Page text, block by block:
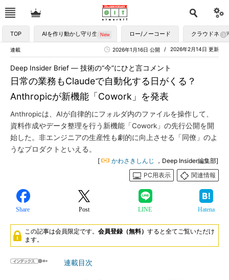
TOP AIを作り動かし守り生かす ロー/ノーコード クラウドネイ
連載 2026年2月14日 更新
2026年1月16日 公開
日常の業務もClaudeで自動化する日がくる？
Anthropicが新機能「Cowork」を発表
Deep Insider Brief ― 技術の“今”にひと言コメント
Anthropicは、AIが自律的にフォルダ内のファイルを操作して、
資料作成やデータ整理を行う新機能「Cowork」の先行公開を開
始した。非エンジニアの生産性も劇的に向上させる「同僚」のよ
うなプロダクトといえる。
[ かわさきしんじ
，Deep Insider編集部]
PC用表示
関連情報
Share Post LINE Hatena
この記事は会員限定です。 会員登録（無料） すると全てご覧いただけ
ます。
連載目次